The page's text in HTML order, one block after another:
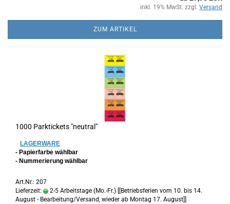
inkl. 19% MwSt. zzgl. Versand
ZUM ARTIKEL
1000 Parktickets "neutral"
LAGERWARE
- Papierfarbe wählbar
- Nummerierung wählbar
Art.Nr.: 207
Lieferzeit:
2-5 Arbeitstage (Mo.-Fr.) [[Betriebsferien vom 10. bis 14.
August - Bearbeitung/Versand, wieder ab Montag 17. August]]